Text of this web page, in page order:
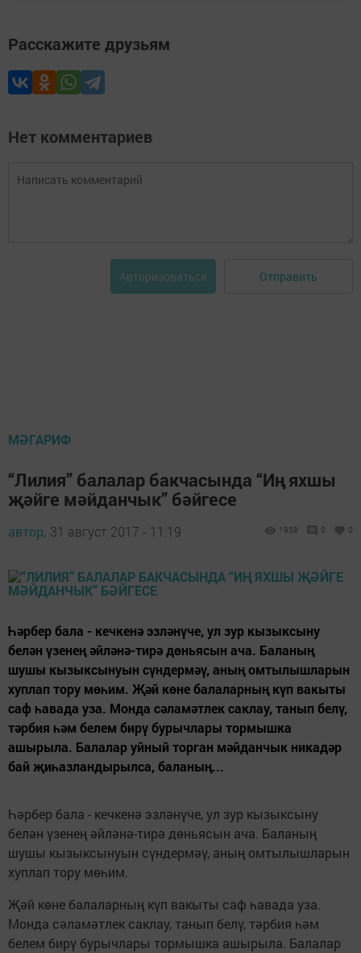
Расскажите друзьям
Нет комментариев
Авторизоваться Отправить
МӘГАРИФ
“Лилия” балалар бакчасында “Иң яхшы
җәйге мәйданчык” бәйгесе
автор, 31 август 2017 - 11:19 1958 0 0
Һәрбер бала - кечкенә эзләнүче, ул зур кызыксыну
белән үзенең әйләнә-тирә дөньясын ача. Баланың
шушы кызыксынуын сүндермәү, аның омтылышларын
хуплап тору мөһим. Җәй көне балаларның күп вакыты
саф һавада уза. Монда сәламәтлек саклау, танып белү,
тәрбия һәм белем бирү бурычлары тормышка
ашырыла. Балалар уйный торган мәйданчык никадәр
бай җиһазландырылса, баланың...
Һәрбер бала - кечкенә эзләнүче, ул зур кызыксыну
белән үзенең әйләнә-тирә дөньясын ача. Баланың
шушы кызыксынуын сүндермәү, аның омтылышларын
хуплап тору мөһим.
Җәй көне балаларның күп вакыты саф һавада уза.
Монда сәламәтлек саклау, танып белү, тәрбия һәм
белем бирү бурычлары тормышка ашырыла. Балалар